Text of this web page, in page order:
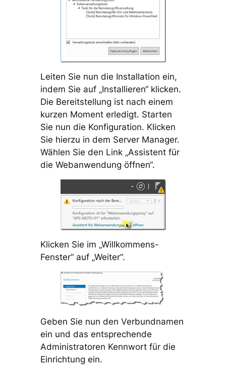
Leiten Sie nun die Installation ein,
indem Sie auf „Installieren“ klicken.
Die Bereitstellung ist nach einem
kurzen Moment erledigt. Starten
Sie nun die Konfiguration. Klicken
Sie hierzu in dem Server Manager.
Wählen Sie den Link „Assistent für
die Webanwendung öffnen“.
Klicken Sie im „Willkommens-
Fenster“ auf „Weiter“.
Geben Sie nun den Verbundnamen
ein und das entsprechende
Administratoren Kennwort für die
Einrichtung ein.